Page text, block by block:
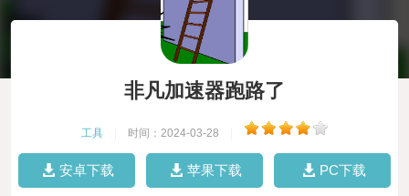
非凡加速器跑路了
工具 时间：2024-03-28
安卓下载 苹果下载 PC下载